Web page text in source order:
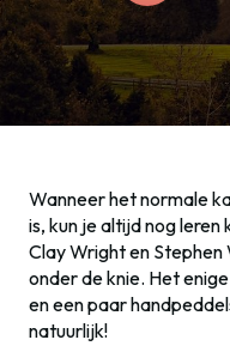
Wanneer het normale
is, kun je altijd nog
Clay Wright en
onder de knie. Het
en een paar
natuurlijk!